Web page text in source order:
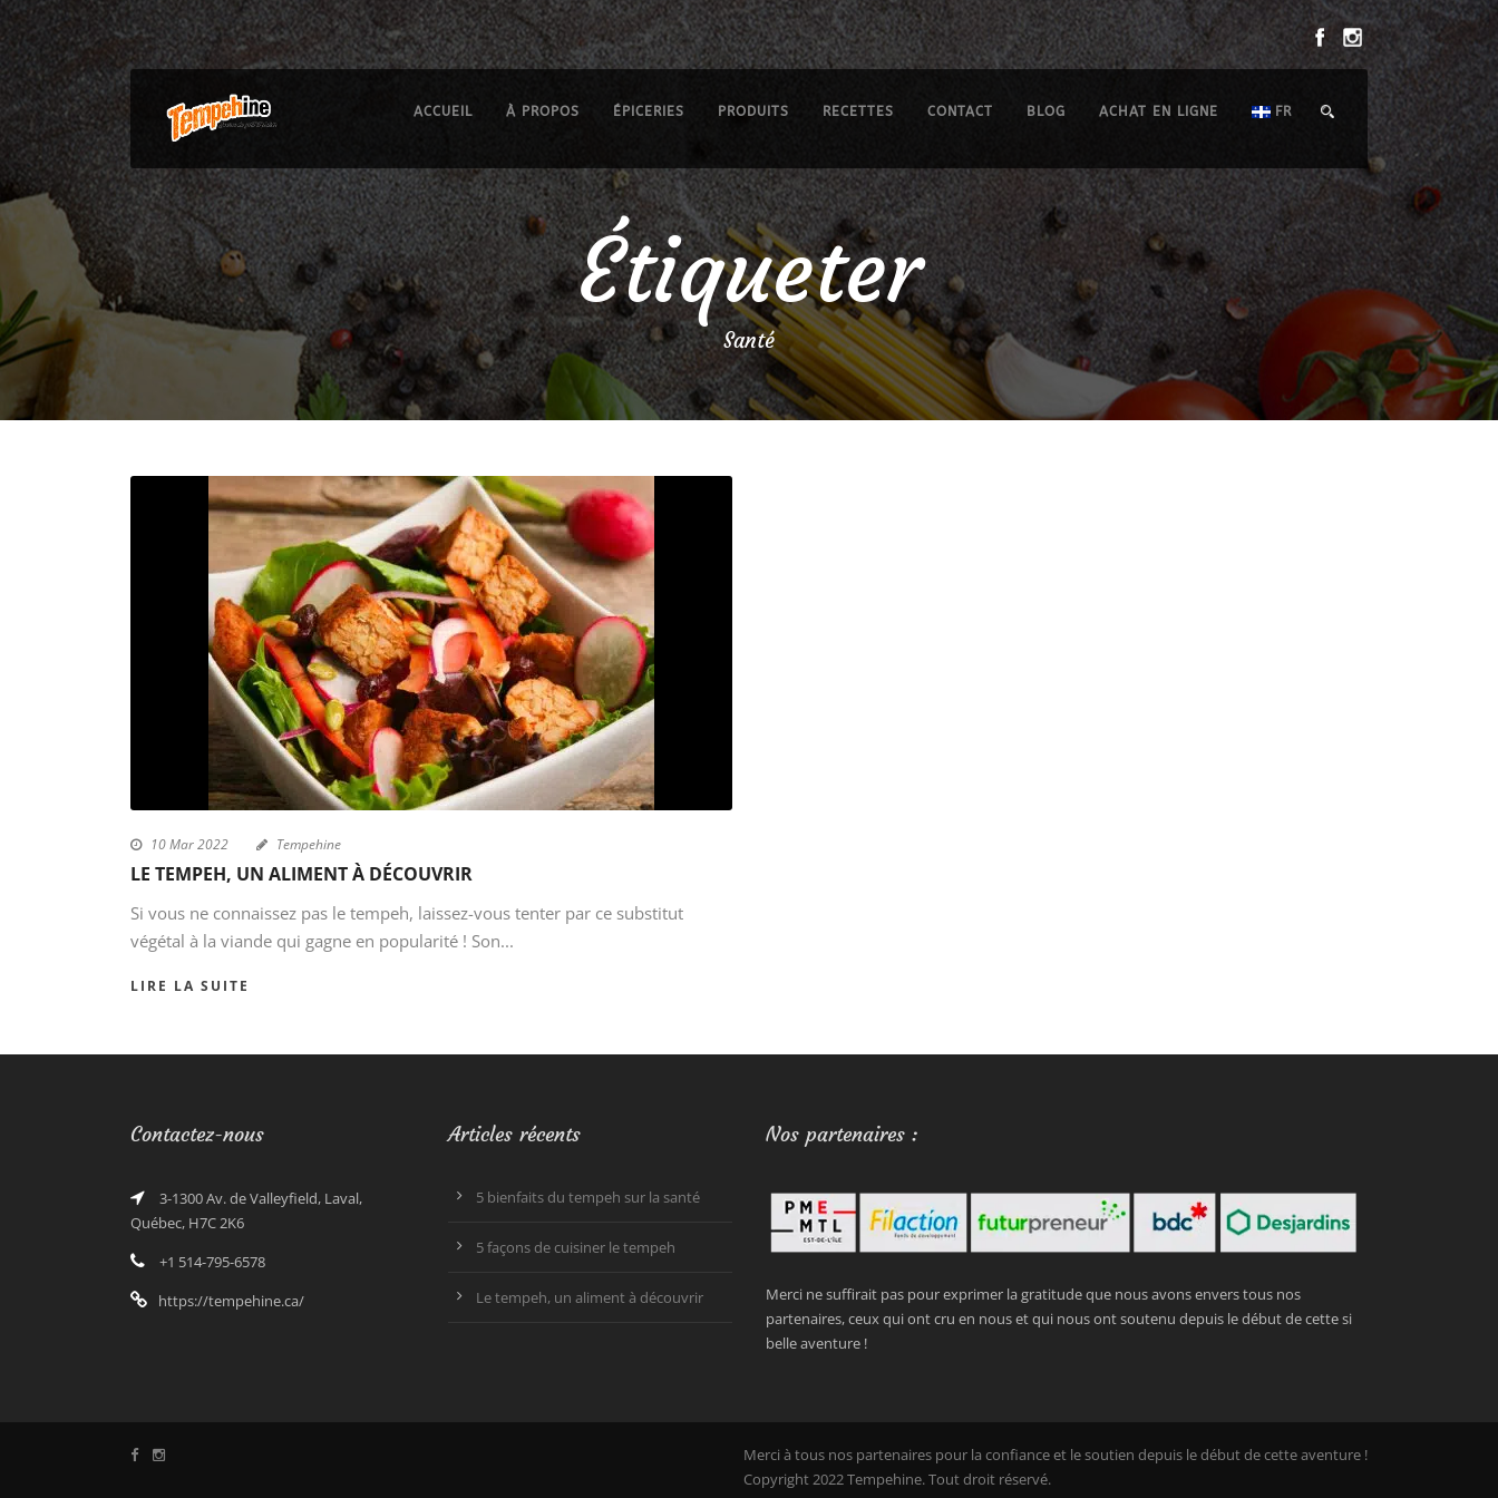
ACCUEIL À PROPOS ÉPICERIES PRODUITS RECETTES CONTACT BLOG ACHAT EN LIGNE FR
Étiqueter
Santé
10 Mar 2022 Tempehine
LE TEMPEH, UN ALIMENT À DÉCOUVRIR
Si vous ne connaissez pas le tempeh, laissez-vous tenter par ce substitut
végétal à la viande qui gagne en popularité ! Son...
LIRE LA SUITE
Contactez-nous
3-1300 Av. de Valleyfield, Laval,
Québec, H7C 2K6
+1 514-795-6578
https://tempehine.ca/
Articles récents
5 bienfaits du tempeh sur la santé
5 façons de cuisiner le tempeh
Le tempeh, un aliment à découvrir
Nos partenaires :
Merci ne suffirait pas pour exprimer la gratitude que nous avons envers tous nos
partenaires, ceux qui ont cru en nous et qui nous ont soutenu depuis le début de cette si
belle aventure !
Merci à tous nos partenaires pour la confiance et le soutien depuis le début de cette aventure !
Copyright 2022 Tempehine. Tout droit réservé.